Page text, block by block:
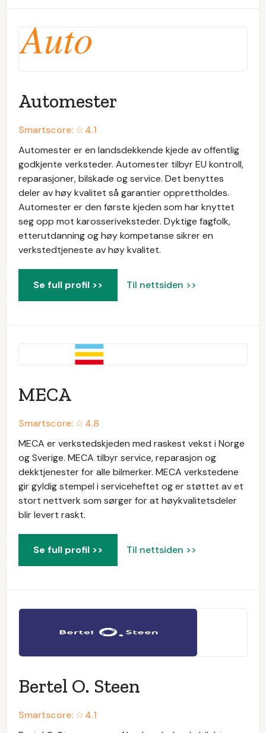
Automester
Smartscore: ☆4.1
Automester er en landsdekkende kjede av offentlig
godkjente verksteder. Automester tilbyr EU kontroll,
reparasjoner, bilskade og service. Det benyttes
deler av høy kvalitet så garantier opprettholdes.
Automester er den første kjeden som har knyttet
seg opp mot karosseriveksteder. Dyktige fagfolk,
etterutdanning og høy kompetanse sikrer en
verkstedtjeneste av høy kvalitet.
Se full profil >> Til nettsiden >>
MECA
Smartscore: ☆4.8
MECA er verkstedskjeden med raskest vekst i Norge
og Sverige. MECA tilbyr service, reparasjon og
dekktjenester for alle bilmerker. MECA verkstedene
gir gyldig stempel i serviceheftet og er støttet av et
stort nettverk som sørger for at høykvalitetsdeler
blir levert raskt.
Se full profil >> Til nettsiden >>
Bertel O. Steen
Smartscore: ☆4.1